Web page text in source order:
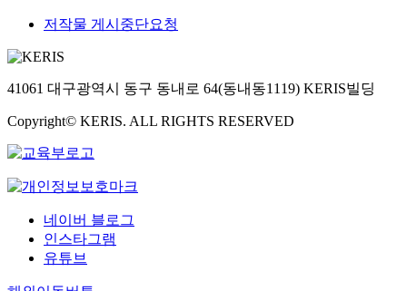
저작물 게시중단요청
41061 대구광역시 동구 동내로 64(동내동1119) KERIS빌딩
Copyright© KERIS. ALL RIGHTS RESERVED
네이버 블로그
인스타그램
유튜브